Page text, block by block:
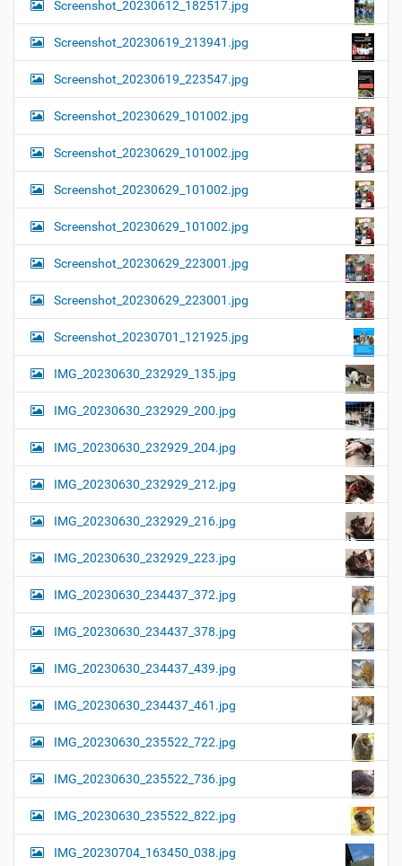
Screenshot_20230612_182517.jpg
Screenshot_20230619_213941.jpg
Screenshot_20230619_223547.jpg
Screenshot_20230629_101002.jpg
Screenshot_20230629_101002.jpg
Screenshot_20230629_101002.jpg
Screenshot_20230629_101002.jpg
Screenshot_20230629_223001.jpg
Screenshot_20230629_223001.jpg
Screenshot_20230701_121925.jpg
IMG_20230630_232929_135.jpg
IMG_20230630_232929_200.jpg
IMG_20230630_232929_204.jpg
IMG_20230630_232929_212.jpg
IMG_20230630_232929_216.jpg
IMG_20230630_232929_223.jpg
IMG_20230630_234437_372.jpg
IMG_20230630_234437_378.jpg
IMG_20230630_234437_439.jpg
IMG_20230630_234437_461.jpg
IMG_20230630_235522_722.jpg
IMG_20230630_235522_736.jpg
IMG_20230630_235522_822.jpg
IMG_20230704_163450_038.jpg